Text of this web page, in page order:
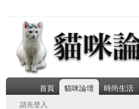
首頁 貓咪論壇 時尚生活
請先登入